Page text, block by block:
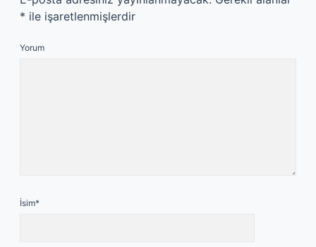
* ile işaretlenmişlerdir
Yorum
İsim*